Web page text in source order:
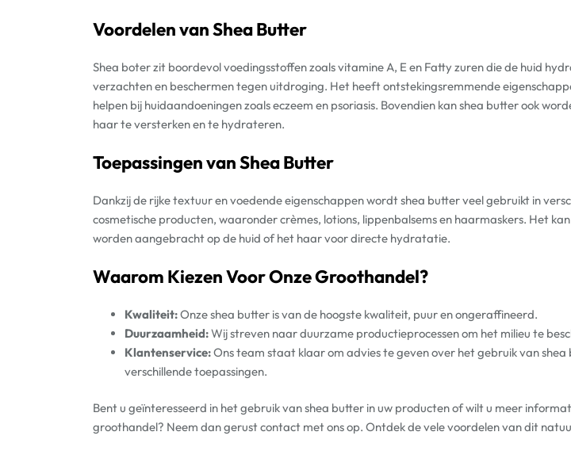
Voordelen van Shea Butter
Shea boter zit boordevol voedingsstoffen zoals vitamine A, E en Fatty zuren die de huid
verzachten en beschermen tegen uitdroging. Het heeft ontstekingsremmende
helpen bij huidaandoeningen zoals eczeem en psoriasis. Bovendien kan shea butter ook
haar te versterken en te hydrateren.
Toepassingen van Shea Butter
Dankzij de rijke textuur en voedende eigenschappen wordt shea butter veel gebruikt in
cosmetische producten, waaronder crèmes, lotions, lippenbalsems en haarmaskers. Het
worden aangebracht op de huid of het haar voor directe hydratatie.
Waarom Kiezen Voor Onze Groothandel?
Kwaliteit:Onze shea butter is van de hoogste kwaliteit, puur en ongeraffineerd.
Duurzaamheid:Wij streven naar duurzame productieprocessen om het milieu te
Klantenservice:Ons team staat klaar om advies te geven over het gebruik van shea
verschillende toepassingen.
Bent u geïnteresseerd in het gebruik van shea butter in uw producten of wilt u meer
groothandel? Neem dan gerust contact met ons op. Ontdek de vele voordelen van dit